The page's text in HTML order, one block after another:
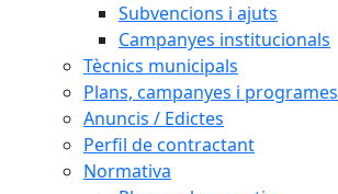
Subvencions i ajuts
Campanyes institucionals
Tècnics municipals
Plans, campanyes i programes
Anuncis / Edictes
Perfil de contractant
Normativa